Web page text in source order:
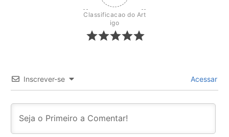
Classificacao do Art
igo
Inscrever-se Acessar